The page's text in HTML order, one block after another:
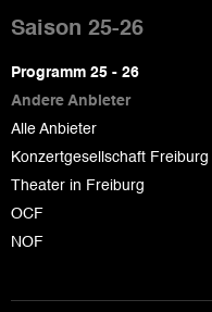
de
page
Saison 25-26
Programm 25 - 26
Andere Anbieter
Alle Anbieter
Konzertgesellschaft Freiburg
Theater in Freiburg
OCF
NOF